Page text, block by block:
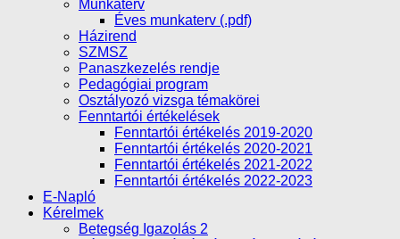
Munkaterv
Éves munkaterv (.pdf)
Házirend
SZMSZ
Panaszkezelés rendje
Pedagógiai program
Osztályozó vizsga témakörei
Fenntartói értékelések
Fenntartói értékelés 2019-2020
Fenntartói értékelés 2020-2021
Fenntartói értékelés 2021-2022
Fenntartói értékelés 2022-2023
E-Napló
Kérelmek
Betegség Igazolás 2